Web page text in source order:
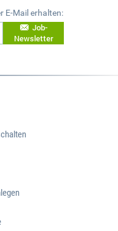
E-Mail erhalten:
Job-
Newsletter